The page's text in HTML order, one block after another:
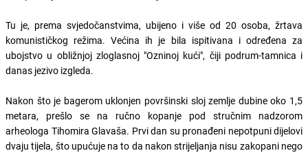
Tu je, prema svjedočanstvima, ubijeno i više od 20 osoba, žrtava
komunističkog režima. Većina ih je bila ispitivana i određena za
ubojstvo u obližnjoj zloglasnoj "Ozninoj kući", čiji podrum-tamnica i
danas jezivo izgleda.
Nakon što je bagerom uklonjen površinski sloj zemlje dubine oko 1,5
metara, prešlo se na ručno kopanje pod stručnim nadzorom
arheologa Tihomira Glavaša. Prvi dan su pronađeni nepotpuni dijelovi
dvaju tijela, što upućuje na to da nakon strijeljanja nisu zakopani nego